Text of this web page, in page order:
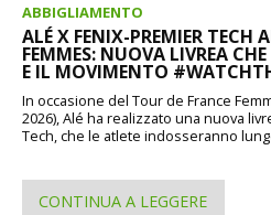
ABBIGLIAMENTO
ALÉ X FENIX-PREMIER TECH
FEMMES: NUOVA LIVREA
E IL MOVIMENTO
In occasione del Tour de France
2026), Alé ha realizzato una nuova
Tech, che le atlete indosseranno
CONTINUA A LEGGERE